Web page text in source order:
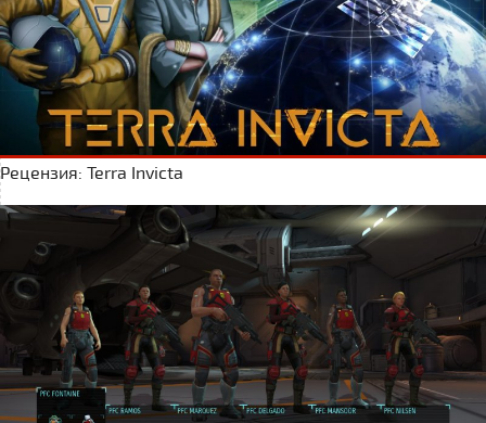
Рецензия: Terra Invicta